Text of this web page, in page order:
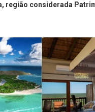
região considerada